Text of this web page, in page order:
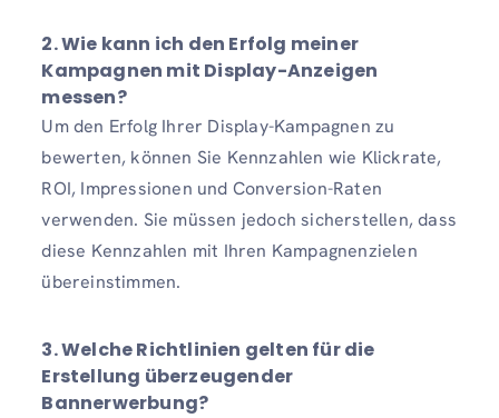
2. Wie kann ich den Erfolg meiner
Kampagnen mit Display-Anzeigen
messen?
Um den Erfolg Ihrer Display-Kampagnen zu
bewerten, können Sie Kennzahlen wie Klickrate,
ROI, Impressionen und Conversion-Raten
verwenden. Sie müssen jedoch sicherstellen, dass
diese Kennzahlen mit Ihren Kampagnenzielen
übereinstimmen.
3. Welche Richtlinien gelten für die
Erstellung überzeugender
Bannerwerbung?